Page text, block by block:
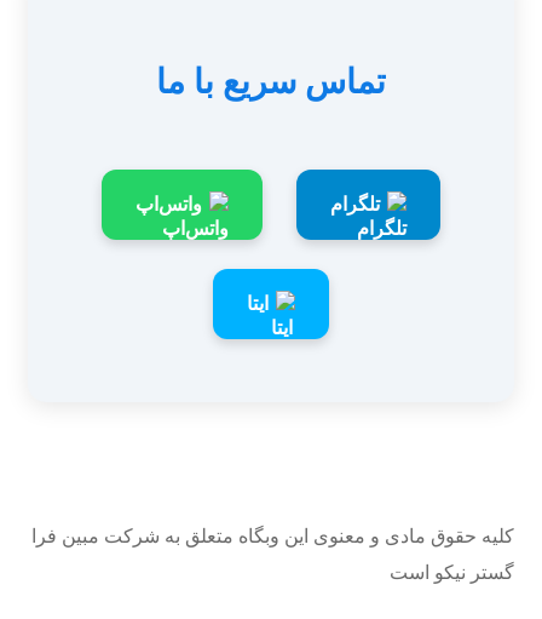
تماس سریع با ما
تلگرام واتس‌اپ
ایتا
کلیه حقوق مادی و معنوی این وبگاه متعلق به شرکت مبین فرا
گستر نیکو است